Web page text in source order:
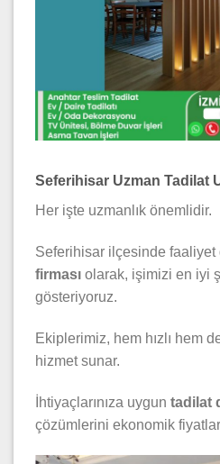
Seferihisar Uzman Tadilat
Her işte uzmanlık önemlidir.
Seferihisar ilçesinde faaliyet
firması olarak, işimizi en iyi
gösteriyoruz.
Ekiplerimiz, hem hızlı hem
hizmet sunar.
İhtiyaçlarınıza uygun tadilat
çözümlerini ekonomik